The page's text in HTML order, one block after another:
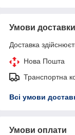
Умови доставки
Доставка
Нова Пошта
Транспортна
Всі умови
Умови оплати